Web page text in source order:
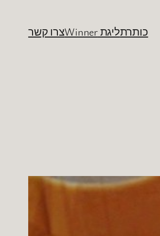
כותרתליגת Winner צרו קשר